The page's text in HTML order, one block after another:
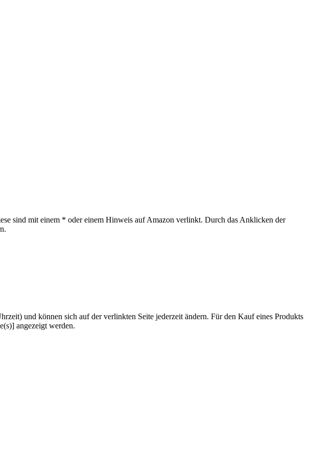
sind mit einem * oder einem Hinweis auf Amazon verlinkt. Durch das Anklicken der
und können sich auf der verlinkten Seite jederzeit ändern. Für den Kauf eines Produkts
angezeigt werden.